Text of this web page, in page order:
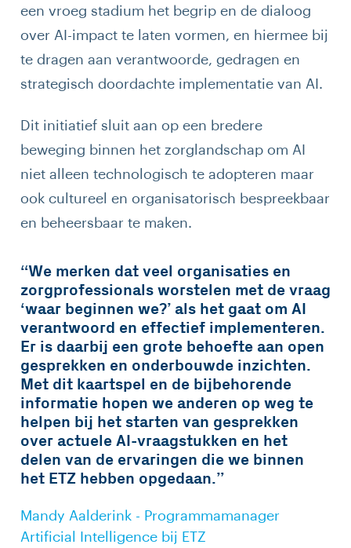
een vroeg stadium het begrip en de dialoog
over AI-impact te laten vormen, en hiermee bij
te dragen aan verantwoorde, gedragen en
strategisch doordachte implementatie van AI.
Dit initiatief sluit aan op een bredere
beweging binnen het zorglandschap om AI
niet alleen technologisch te adopteren maar
ook cultureel en organisatorisch bespreekbaar
en beheersbaar te maken.
“We merken dat veel organisaties en
zorgprofessionals worstelen met de vraag
‘waar beginnen we?’ als het gaat om AI
verantwoord en effectief implementeren.
Er is daarbij een grote behoefte aan open
gesprekken en onderbouwde inzichten.
Met dit kaartspel en de bijbehorende
informatie hopen we anderen op weg te
helpen bij het starten van gesprekken
over actuele AI-vraagstukken en het
delen van de ervaringen die we binnen
het ETZ hebben opgedaan.”
Mandy Aalderink - Programmamanager
Artificial Intelligence bij ETZ